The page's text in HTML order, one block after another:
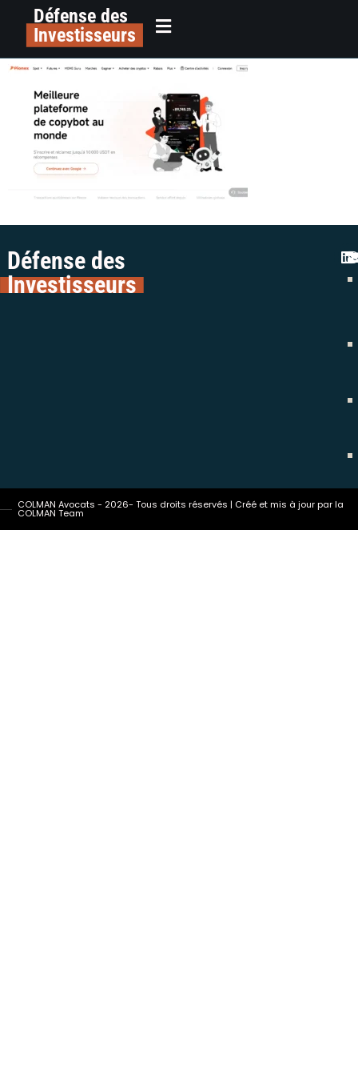
principalDéfense des
Investisseurs
alerte arnaque plateforme crypto
pionex colman avocats avis (1)
Défense des
Investisseurs
COLMAN Avocats - 2026- Tous droits réservés | Créé et mis à jour par la
COLMAN Team